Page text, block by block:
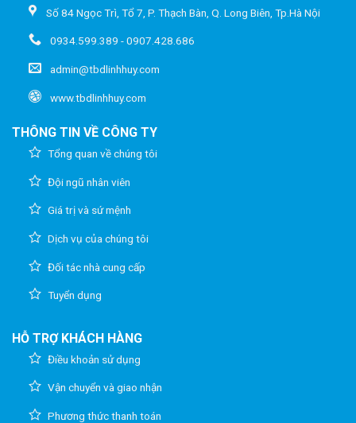
Số 84 Ngọc Trì, Tổ 7, P. Thạch Bàn, Q. Long Biên, Tp.Hà Nội
0934.599.389 - 0907.428.686
admin@tbdlinhhuy.com
www.tbdlinhhuy.com
THÔNG TIN VỀ CÔNG TY
Tổng quan về chúng tôi
Đội ngũ nhân viên
Giá trị và sứ mệnh
Dịch vụ của chúng tôi
Đối tác nhà cung cấp
Tuyển dụng
HỖ TRỢ KHÁCH HÀNG
Điều khoản sử dụng
Vận chuyển và giao nhận
Phương thức thanh toán